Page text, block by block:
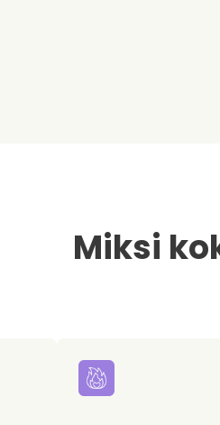
Miksi